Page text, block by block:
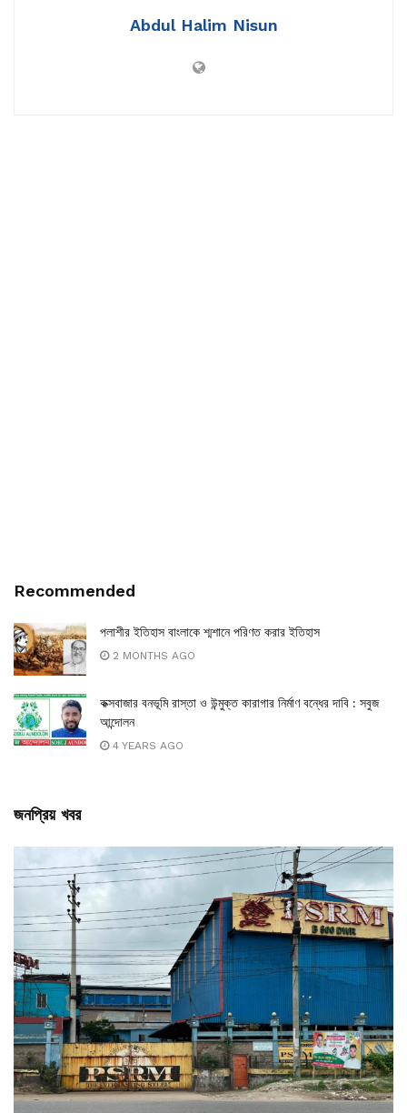
Abdul Halim Nisun
Recommended
পলাশীর ইতিহাস বাংলাকে শ্মশানে পরিণত করার ইতিহাস
2 MONTHS AGO
কক্সবাজার বনভূমি রাস্তা ও উন্মুক্ত কারাগার নির্মাণ বন্ধের দাবি : সবুজ
আন্দোলন
4 YEARS AGO
জনপ্রিয় খবর